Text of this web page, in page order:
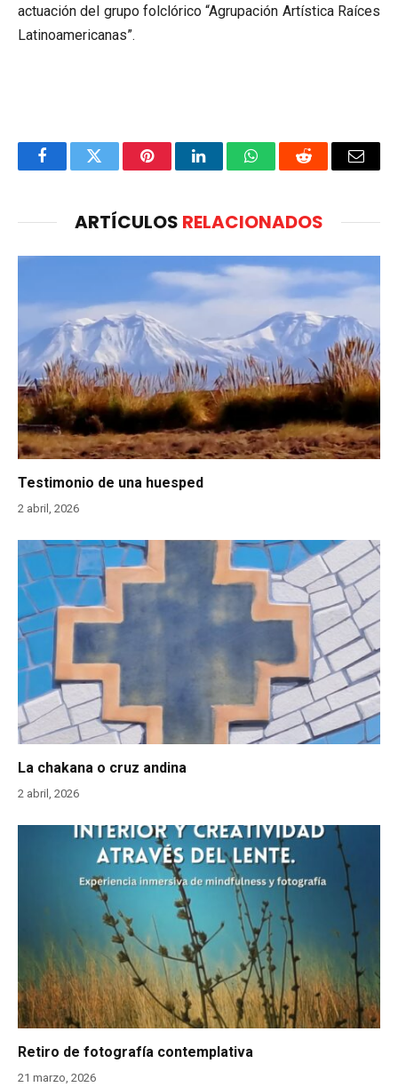
actuación del grupo folclórico “Agrupación Artística Raíces
Latinoamericanas”.
FacebookTwitter PinterestLinkedInWhatsAppReddit Email
ARTÍCULOS RELACIONADOS
Testimonio de una huesped
2 abril, 2026
La chakana o cruz andina
2 abril, 2026
Retiro de fotografía contemplativa
21 marzo, 2026